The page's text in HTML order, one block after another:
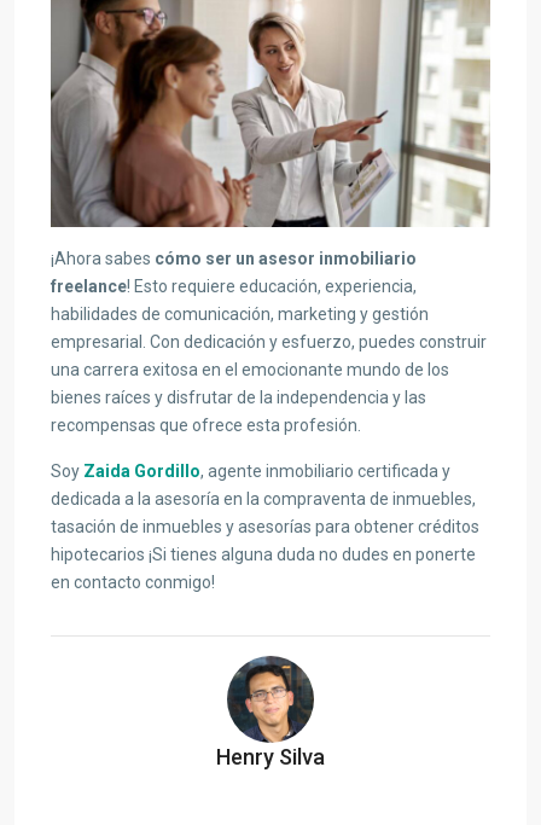
¡Ahora sabes cómo ser un asesor inmobiliario
freelance! Esto requiere educación, experiencia,
habilidades de comunicación, marketing y gestión
empresarial. Con dedicación y esfuerzo, puedes construir
una carrera exitosa en el emocionante mundo de los
bienes raíces y disfrutar de la independencia y las
recompensas que ofrece esta profesión.
Soy Zaida Gordillo, agente inmobiliario certificada y
dedicada a la asesoría en la compraventa de inmuebles,
tasación de inmuebles y asesorías para obtener créditos
hipotecarios ¡Si tienes alguna duda no dudes en ponerte
en contacto conmigo!
Henry Silva